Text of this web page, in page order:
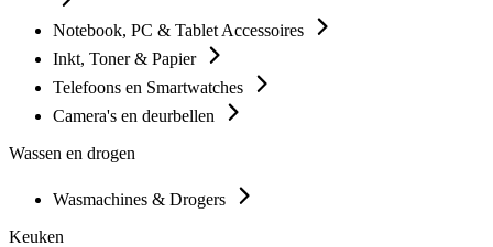
Notebook, PC & Tablet Accessoires
Inkt, Toner & Papier
Telefoons en Smartwatches
Camera's en deurbellen
Wassen en drogen
Wasmachines & Drogers
Keuken